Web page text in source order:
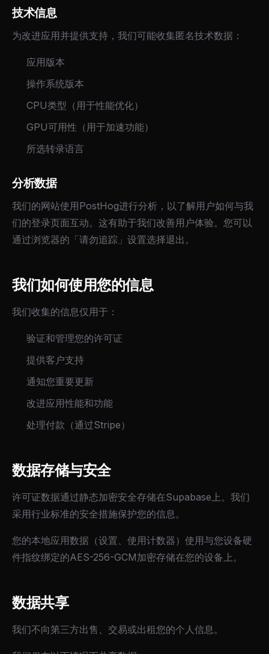
技术信息
为改进应用并提供支持，我们可能收集匿名技术数据：
应用版本
操作系统版本
CPU类型（用于性能优化）
GPU可用性（用于加速功能）
所选转录语言
分析数据
我们的网站使用PostHog进行分析，以了解用户如何与我
们的登录页面互动。这有助于我们改善用户体验。您可以
通过浏览器的「请勿追踪」设置选择退出。
我们如何使用您的信息
我们收集的信息仅用于：
验证和管理您的许可证
提供客户支持
通知您重要更新
改进应用性能和功能
处理付款（通过Stripe）
数据存储与安全
许可证数据通过静态加密安全存储在Supabase上。我们
采用行业标准的安全措施保护您的信息。
您的本地应用数据（设置、使用计数器）使用与您设备硬
件指纹绑定的AES-256-GCM加密存储在您的设备上。
数据共享
我们不向第三方出售、交易或出租您的个人信息。